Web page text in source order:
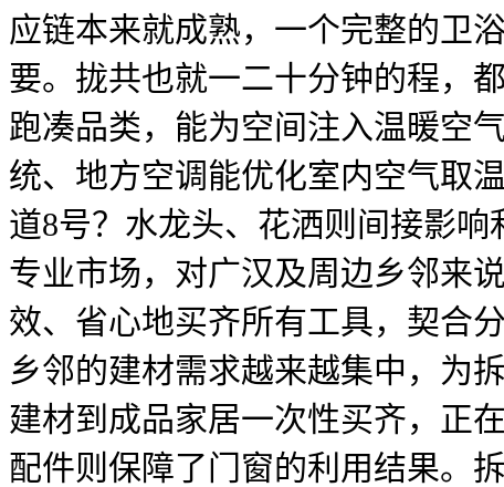
应链本来就成熟，一个完整的卫
要。拢共也就一二十分钟的程，
跑凑品类，能为空间注入温暖空
统、地方空调能优化室内空气取
道8号？水龙头、花洒则间接影
专业市场，对广汉及周边乡邻来
效、省心地买齐所有工具，契合
乡邻的建材需求越来越集中，为
建材到成品家居一次性买齐，正
配件则保障了门窗的利用结果。